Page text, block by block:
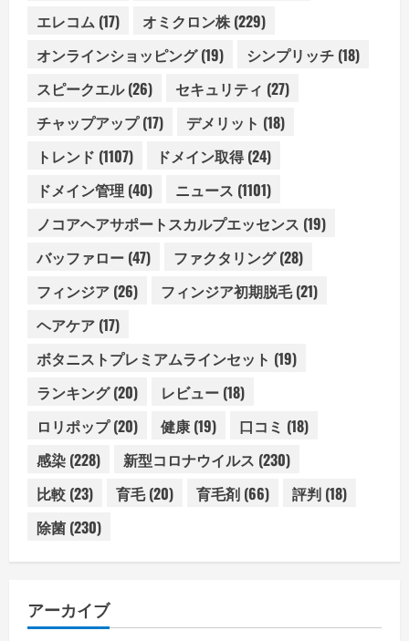
エレコム (17) オミクロン株(229)
オンラインショッピング(19) シンプリッチ (18)
スピークエル(26) セキュリティ (27)
チャップアップ(17) デメリット (18)
トレンド (1107) ドメイン取得(24)
ドメイン管理 (40) ニュース (1101)
ノコアヘアサポートスカルプエッセンス (19)
バッファロー (47) ファクタリング(28)
フィンジア (26) フィンジア初期脱毛(21)
ヘアケア (17)
ボタニストプレミアムラインセット (19)
ランキング(20) レビュー (18)
ロリポップ(20) 健康 (19) 口コミ (18)
感染 (228) 新型コロナウイルス (230)
比較 (23) 育毛(20) 育毛剤 (66) 評判 (18)
除菌 (230)
アーカイブ